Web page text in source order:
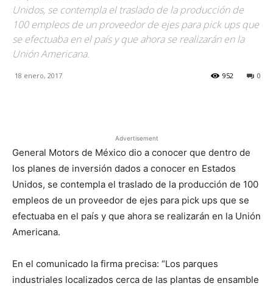
Unidos, se contempla el traslado de la producción de
100 empleos de un proveedor de ejes para pick ups que
se efectuaba en el país y que ahora se realizarán en la
Unión Americana.
18 enero, 2017 0
952
Advertisement
General Motors de México dio a conocer que dentro de
los planes de inversión dados a conocer en Estados
Unidos, se contempla el traslado de la producción de 100
empleos de un proveedor de ejes para pick ups que se
efectuaba en el país y que ahora se realizarán en la Unión
Americana.
En el comunicado la firma precisa: “Los parques
industriales localizados cerca de las plantas de ensamble